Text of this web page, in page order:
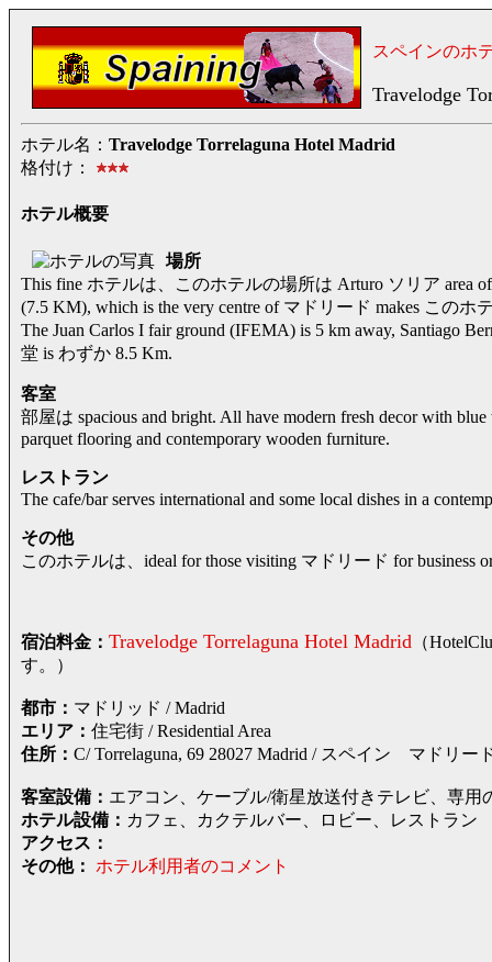
スペインのホ
Travelodge
ホテル名： Travelodge Torrelaguna Hotel Madrid
格付け：
ホテル概要
場所
This fine ホテルは、このホテルの場所は Arturo ソリア area
(7.5 KM), which is the very centre of マドリード makes このホ
The Juan Carlos I fair ground (IFEMA) is 5 km away, Santiago
堂 is わずか 8.5 Km.
客室
部屋は spacious and bright. All have modern fresh decor with blue
parquet flooring and contemporary wooden furniture.
レストラン
The cafe/bar serves international and some local dishes in a
その他
このホテルは、ideal for those visiting マドリード for business
宿泊料金： Travelodge Torrelaguna Hotel Madrid （
す。）
都市： マドリッド / Madrid
エリア： 住宅街 / Residential Area
住所： C/ Torrelaguna, 69 28027 Madrid / スペイン マドリ
客室設備： エアコン、ケーブル/衛星放送付きテレビ、専用
ホテル設備： カフェ、カクテルバー、ロビー、レストラン
アクセス：
その他：
ホテル利用者のコメント